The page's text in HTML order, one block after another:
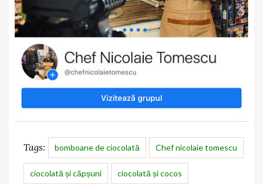
Tags: bomboane de ciocolată Chef nicolaie tomescu
ciocolată și căpșuni ciocolată și cocos